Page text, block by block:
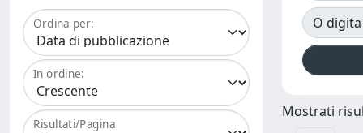
Ordina per:
In ordine:
Risultati/Pagina
O
Mostrati